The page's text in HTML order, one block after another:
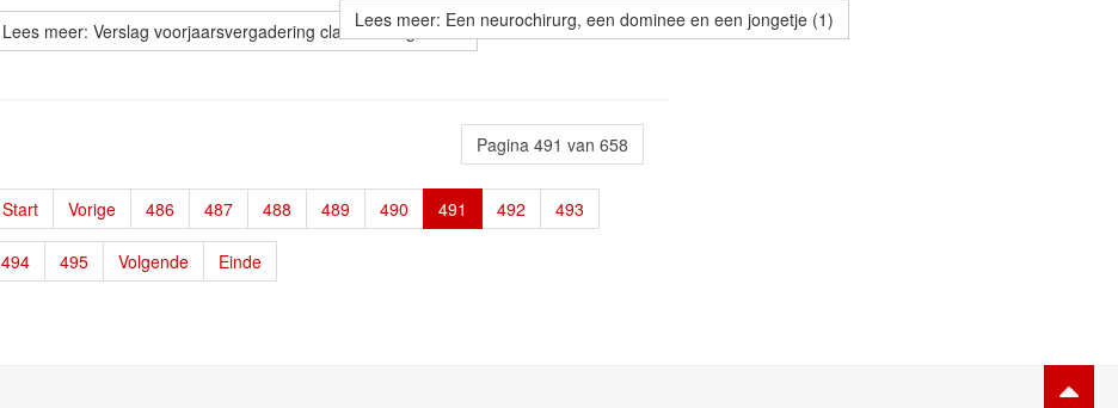
Lees meer: Verslag voorjaarsvergadering classis HoogeveenLees meer: Een neurochirurg, een dominee en een jongetje (1)
Pagina 491 van 658
Start Vorige 486 487 488 489 490 491 492 493
494 495 Volgende Einde